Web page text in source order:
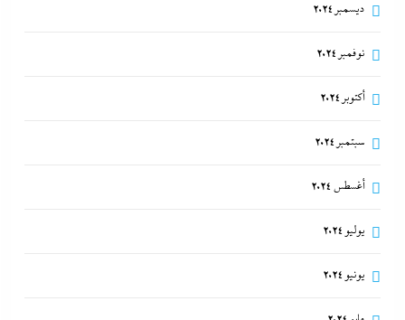
ديسمبر 2024
نوفمبر 2024
أكتوبر 2024
سبتمبر 2024
أغسطس 2024
يوليو 2024
يونيو 2024